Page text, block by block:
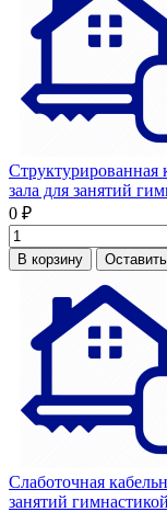
Структурированная
зала для занятий
0 ₽
В корзину
Слаботочная
занятий